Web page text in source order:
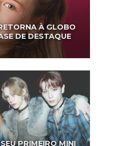
À GLOBO
DE DESTAQUE
PRIMEIRO MINI